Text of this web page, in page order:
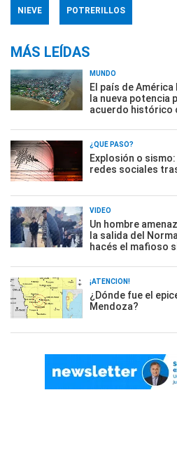
NIEVE POTRERILLOS
MÁS LEÍDAS
MUNDO
El país de
la nueva potencia
acuerdo histórico
¿QUÉ PASÓ?
Explosión o
redes sociales
VIDEO
Un hombre
la salida del
hacés el mafioso
¡ATENCIÓN!
¿Dónde fue el
Mendoza?